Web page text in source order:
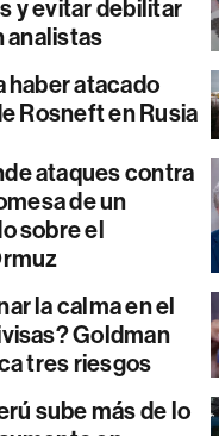
y evitar debilitar
analistas
haber atacado
Rosneft en Rusia
ataques contra
de un
sobre el
la calma en el
Goldman
tres riesgos
sube más de lo